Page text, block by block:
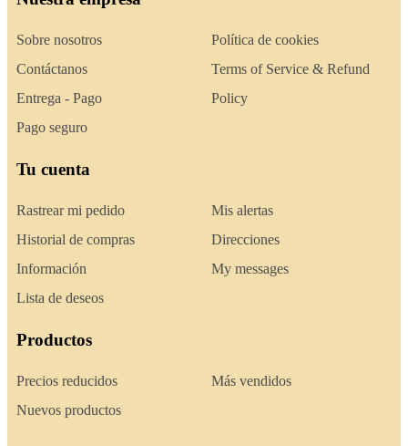
Sobre nosotros
Contáctanos
Entrega - Pago
Pago seguro
Política de cookies
Terms of Service & Refund
Policy
Tu cuenta
Rastrear mi pedido
Historial de compras
Información
Lista de deseos
Mis alertas
Direcciones
My messages
Productos
Precios reducidos
Nuevos productos
Más vendidos